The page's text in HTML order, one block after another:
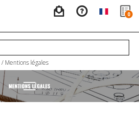
0
/ Mentions légales